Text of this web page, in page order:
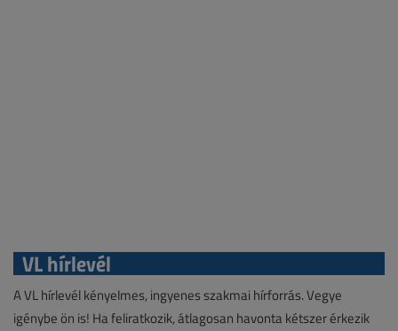
VL hírlevél
A VL hírlevél kényelmes, ingyenes szakmai hírforrás. Vegye
igénybe ön is! Ha feliratkozik, átlagosan havonta kétszer érkezik